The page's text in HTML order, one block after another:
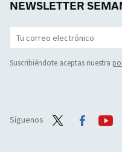
NEWSLETTER
Suscribiéndote aceptas nuestra
Síguenos